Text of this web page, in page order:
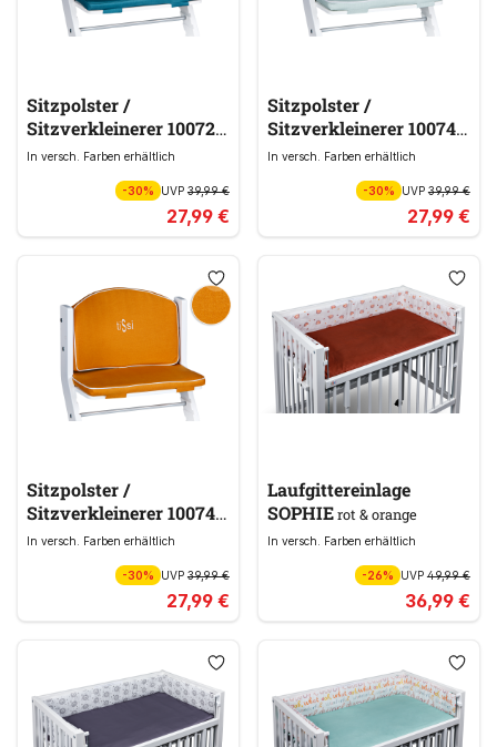
Sitzpolster /
Sitzverkleinerer 100721
blau
In versch. Farben erhältlich
-30% UVP 39,99 €
27,99 €
Sitzpolster /
Sitzverkleinerer 100741
blau
In versch. Farben erhältlich
-30% UVP39,99 €
27,99 €
Sitzpolster /
Sitzverkleinerer 100742
gelb & gold
In versch. Farben erhältlich
-30% UVP 39,99 €
27,99 €
Laufgittereinlage
SOPHIErot & orange
In versch. Farben erhältlich
-26% UVP49,99 €
36,99 €